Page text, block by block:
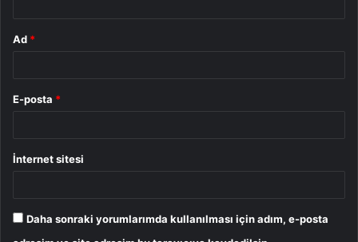
Ad *
E-posta *
İnternet sitesi
Daha sonraki yorumlarımda kullanılması için adım, e-posta